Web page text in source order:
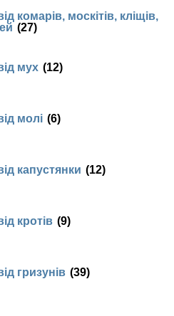
комарів, москітів, кліщів,
(27)
мух (12)
молі (6)
капустянки (12)
кротів (9)
гризунів (39)